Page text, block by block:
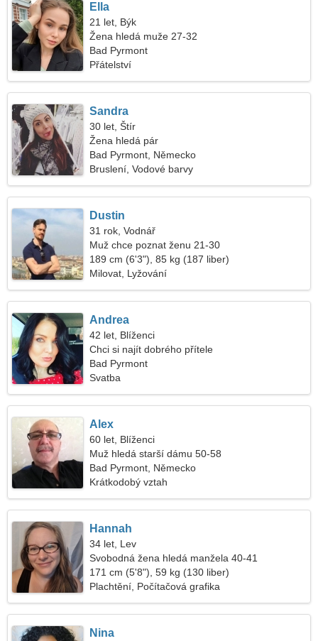
Ella
21 let, Býk
Žena hledá muže 27-32
Bad Pyrmont
Přátelství
Sandra
30 let, Štír
Žena hledá pár
Bad Pyrmont, Německo
Bruslení, Vodové barvy
Dustin
31 rok, Vodnář
Muž chce poznat ženu 21-30
189 cm (6'3"), 85 kg (187 liber)
Milovat, Lyžování
Andrea
42 let, Blíženci
Chci si najít dobrého přítele
Bad Pyrmont
Svatba
Alex
60 let, Blíženci
Muž hledá starší dámu 50-58
Bad Pyrmont, Německo
Krátkodobý vztah
Hannah
34 let, Lev
Svobodná žena hledá manžela 40-41
171 cm (5'8"), 59 kg (130 liber)
Plachtění, Počítačová grafika
Nina